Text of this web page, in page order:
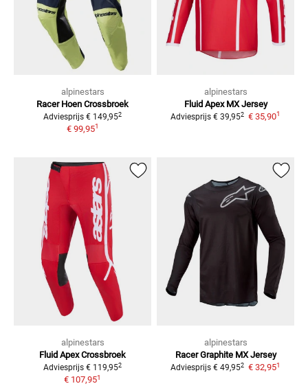
alpinestars
Racer Hoen Crossbroek
Adviesprijs € 149,952
€ 99,951
alpinestars
Fluid Apex MX Jersey
Adviesprijs € 39,952 € 35,901
alpinestars
Fluid Apex Crossbroek
Adviesprijs € 119,952
€ 107,951
alpinestars
Racer Graphite MX Jersey
Adviesprijs € 49,952 € 32,951